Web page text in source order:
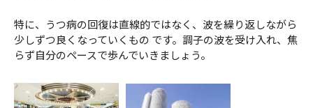
特に、うつ病の回復は直線的ではなく、波を繰り返しながら
少しずつ良くなっていくもの です。調子の波を受け入れ、焦
らず自分のペースで歩んでいきましょう。